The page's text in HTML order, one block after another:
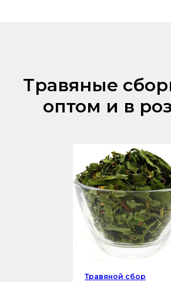
Травяные
оптом и в
Травяной сбор